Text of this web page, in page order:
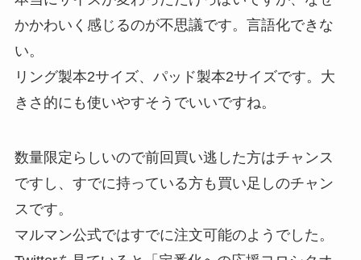
かかわいく感じるのが不思議です。言語化できな
い。
リング製本2サイズ、パッド製本2サイズです。大
きさ的にも使いやすそうでいいですね。
数量限定らしいので前回買い逃した方はチャンス
ですし、すでに持っている方も買い足しのチャン
スです。
マルマン公式ではすでに注文可能のようでした。